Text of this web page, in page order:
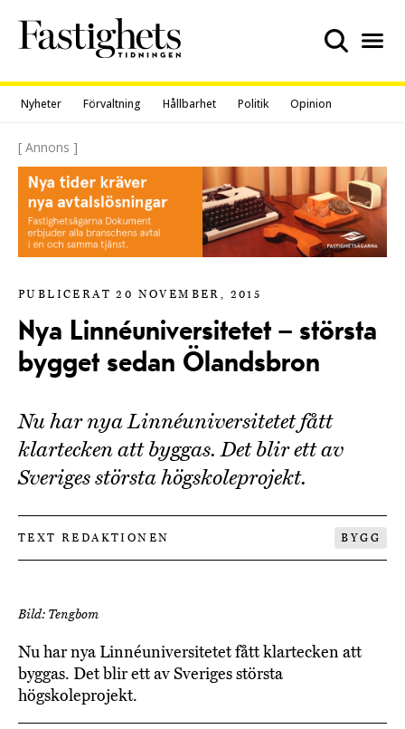
content
Nyheter Förvaltning Hållbarhet Politik Opinion
[ Annons ]
PUBLICERAT 20 NOVEMBER, 2015
Nya Linnéuniversitetet – största
bygget sedan Ölandsbron
Nu har nya Linnéuniversitetet fått
klartecken att byggas. Det blir ett av
Sveriges största högskoleprojekt.
TEXT REDAKTIONEN BYGG
Bild: Tengbom
Nu har nya Linnéuniversitetet fått klartecken att
byggas. Det blir ett av Sveriges största
högskoleprojekt.